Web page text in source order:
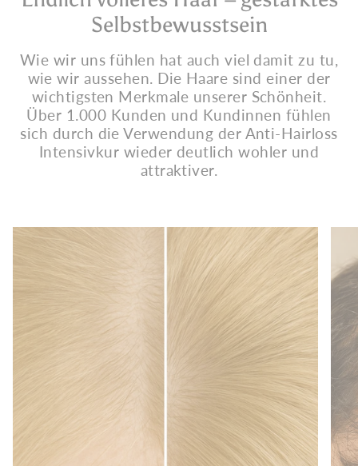
Selbstbewusstsein
Wie wir uns fühlen hat auch viel damit zu tu,
wie wir aussehen. Die Haare sind einer der
wichtigsten Merkmale unserer Schönheit.
Über 1.000 Kunden und Kundinnen fühlen
sich durch die Verwendung der Anti-Hairloss
Intensivkur wieder deutlich wohler und
attraktiver.